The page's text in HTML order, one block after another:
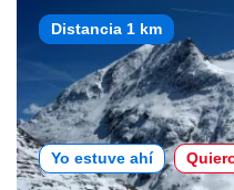
Distancia 1 km
Yo estuve ahí